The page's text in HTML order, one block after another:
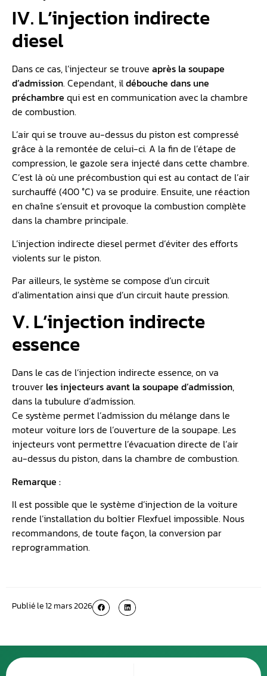
IV. L’injection indirecte
diesel
Dans ce cas, l’injecteur se trouve après la soupape
d’admission. Cependant, ildébouche dans une
préchambre qui est en communication avec la chambre
de combustion.
L’air qui se trouve au-dessus du piston est compressé
grâce à la remontée de celui-ci. A la fin de l’étape de
compression, le gazole sera injecté dans cette chambre.
C’est là où une précombustion qui est au contact de l’air
surchauffé (400 °C) va se produire. Ensuite, une réaction
en chaîne s’ensuit et provoque la combustion complète
dans la chambre principale.
L’injection indirecte diesel permet d’éviter des efforts
violents sur le piston.
Par ailleurs, le système se compose d’un circuit
d’alimentation ainsi que d’un circuit haute pression.
V. L’injection indirecte
essence
Dans le cas de l’injection indirecte essence, on va
trouver les injecteurs avant la soupape d’admission,
dans la tubulure d’admission.
Ce système permet l’admission du mélange dans le
moteur voiture lors de l’ouverture de la soupape. Les
injecteurs vont permettre l’évacuation directe de l’air
au-dessus du piston, dans la chambre de combustion.
Remarque :
Il est possible que le système d’injection de la voiture
rende l’installation du boîtier Flexfuel impossible. Nous
recommandons, de toute façon, la conversion par
reprogrammation.
Publié le12 mars 2026